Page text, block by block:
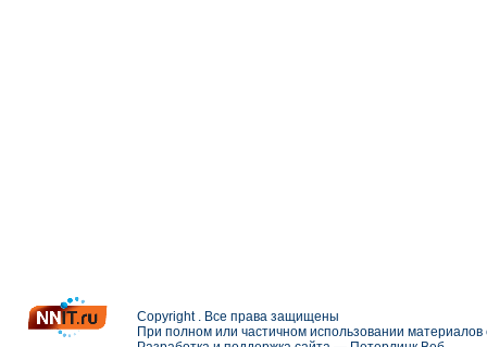
Copyright . Все права защищены
При полном или частичном использовании